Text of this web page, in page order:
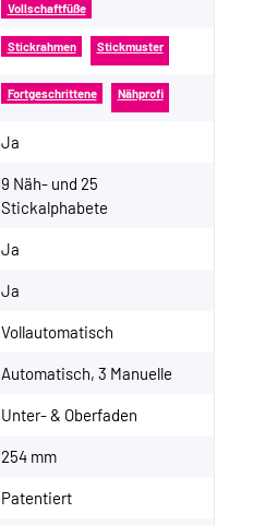
Vollschaftfüße
Stickrahmen Stickmuster
Fortgeschrittene Nähprofi
Ja
9 Näh- und 25
Stickalphabete
Ja
Ja
Vollautomatisch
Automatisch, 3 Manuelle
Unter- & Oberfaden
254 mm
Patentiert